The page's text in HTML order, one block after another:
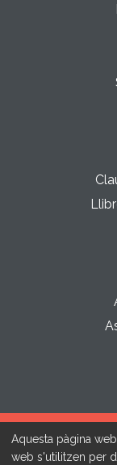
Política de
Aquesta pàgina
web s'utilitzen per